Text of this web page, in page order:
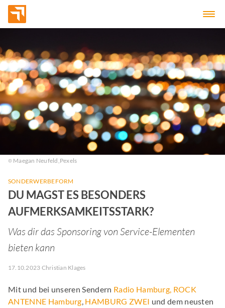
Maegan Neufeld,Pexels
SONDERWERBEFORM
DU MAGST ES BESONDERS
AUFMERKSAMKEITSSTARK?
Was dir das Sponsoring von Service-Elementen
bieten kann
17.10.2023 Christian Klages
Mit und bei unseren Sendern Radio Hamburg, ROCK
ANTENNE Hamburg, HAMBURG ZWEI und dem neusten